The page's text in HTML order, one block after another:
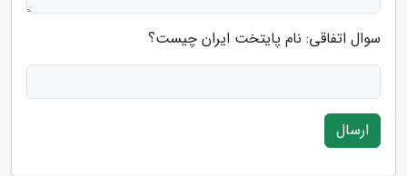
سوال اتفاقی: نام پایتخت ایران چیست؟
ارسال